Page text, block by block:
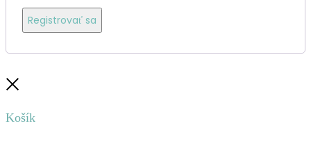
Registrovať sa
Košík